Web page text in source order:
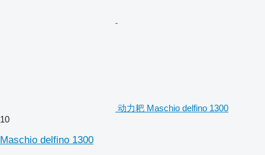
动力耙 Maschio delfino 1300
10
Maschio delfino 1300